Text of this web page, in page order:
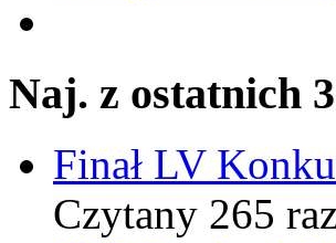
Naj. z ostatnich
Finał LV
Czytany 265